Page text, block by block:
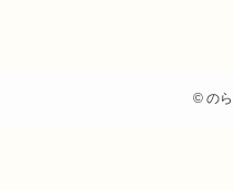
©のら